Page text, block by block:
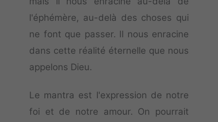
l'éphémère, au-delà des choses qui
ne font que passer. Il nous enracine
dans cette réalité éternelle que nous
appelons Dieu.
Le mantra est l'expression de notre
foi et de notre amour. On pourrait